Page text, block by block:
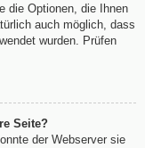
die Optionen, die Ihnen
auch möglich, dass
wurden. Prüfen
Seite?
der Webserver sie